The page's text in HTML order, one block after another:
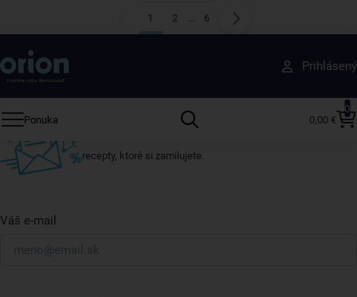
1 2 ... 6
Prihlásený
Ponuka
0
0,00 €
Získajte rady, recepty a tipy na zľavy skôr ako
ktokoľvek iný
Prihláste sa k odberu nášho newslettera.
recepty, ktoré si zamilujete.
Váš e-mail